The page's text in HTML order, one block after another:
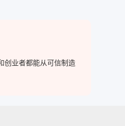
创业者都能从可信制造